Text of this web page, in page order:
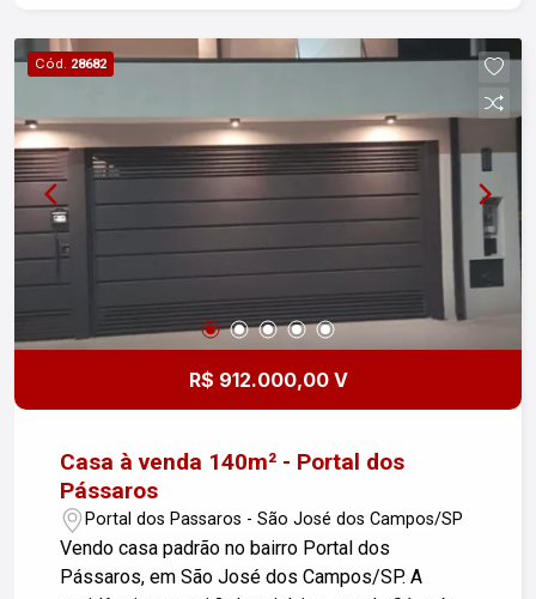
seguro e bem localizado. Entre em contato para
mais informações e agendar uma visita!
Cód. 28682
R$ 912.000,00 V
Casa à venda 140m² - Portal dos
Pássaros
Portal dos Passaros - São José dos Campos/SP
Vendo casa padrão no bairro Portal dos
Pássaros, em São José dos Campos/SP. A